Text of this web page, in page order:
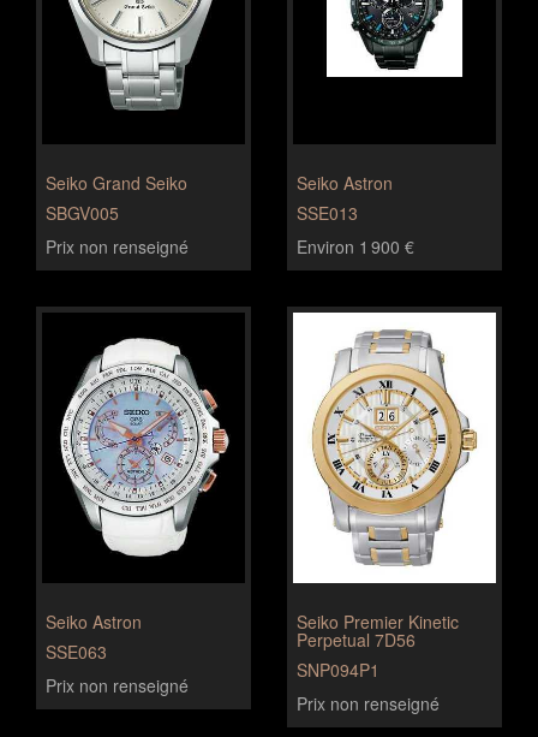
Seiko Grand Seiko
SBGV005
Prix non renseigné
Seiko Astron
SSE013
Environ 1 900 €
Seiko Astron
SSE063
Prix non renseigné
Seiko Premier Kinetic
Perpetual 7D56
SNP094P1
Prix non renseigné